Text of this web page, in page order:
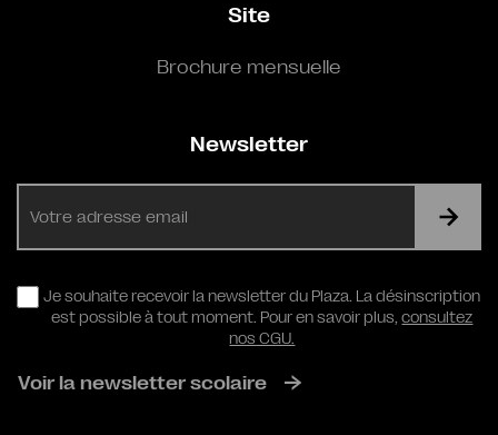
Site
Brochure mensuelle
Newsletter
RGPD
Je souhaite recevoir la newsletter du Plaza. La désinscription
est possible à tout moment. Pour en savoir plus,consultez
nos CGU.
Voir la newsletter scolaire